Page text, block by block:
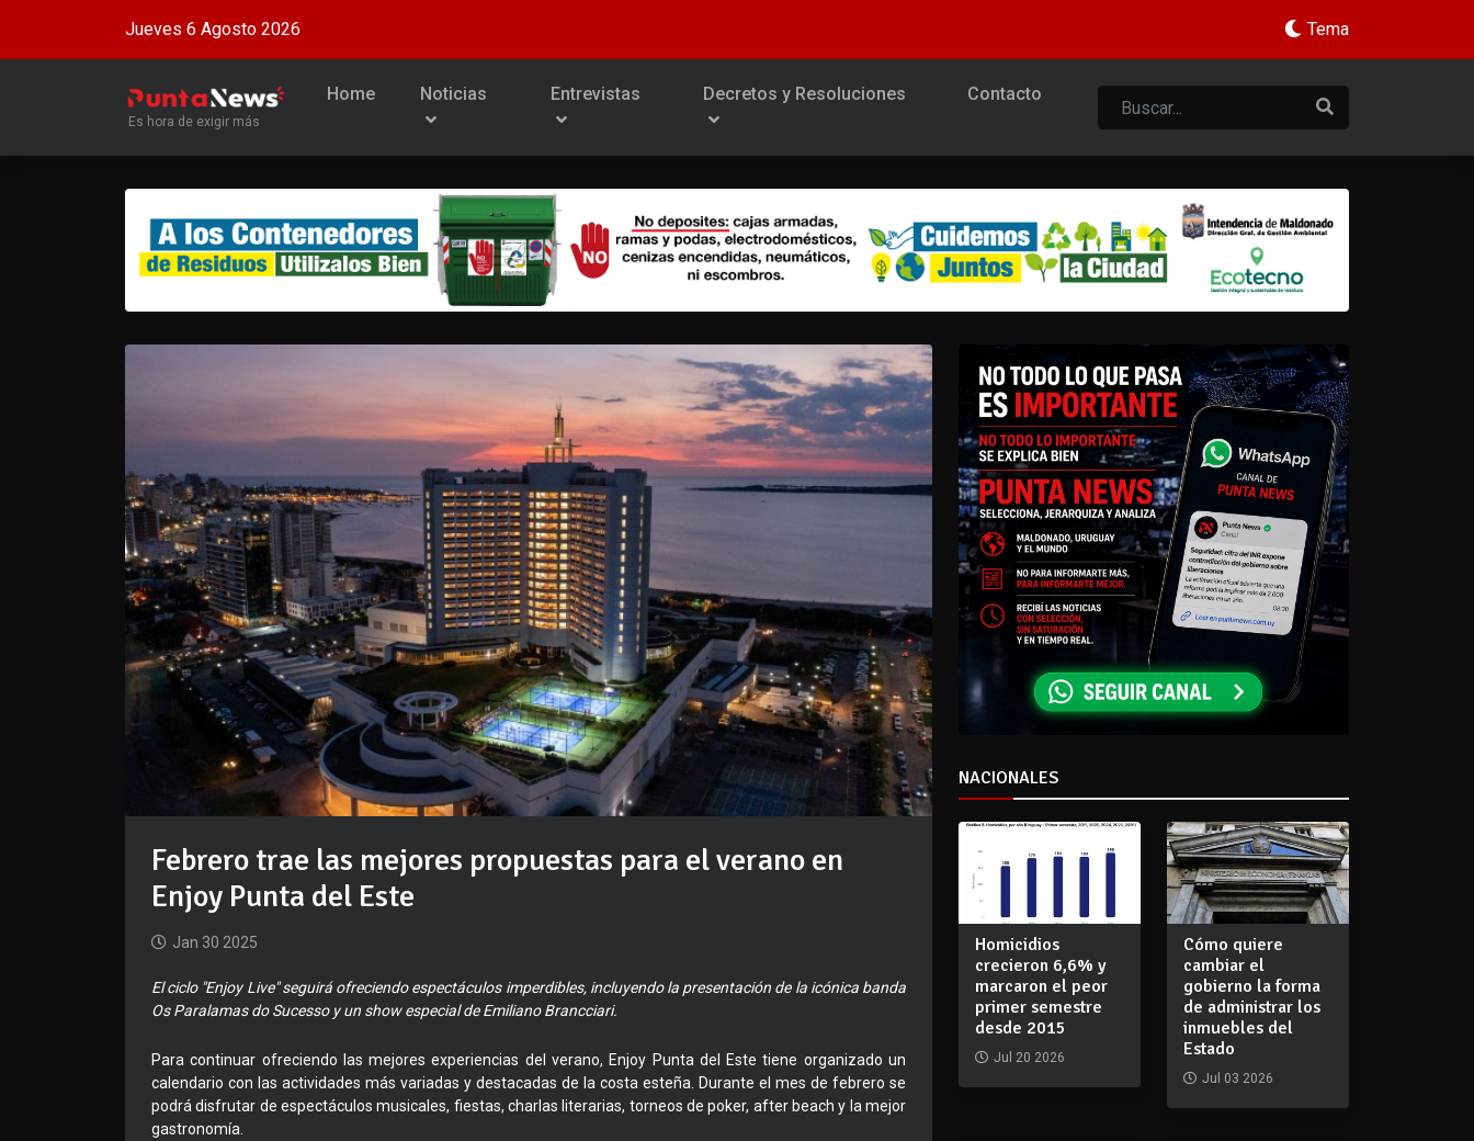
Jueves 6 Agosto 2026 Tema
Es hora de exigir más
Home Noticias Entrevistas Decretos y Resoluciones Contacto
Febrero trae las mejores propuestas para el verano en
Enjoy Punta del Este
Jan 30 2025
El ciclo "Enjoy Live" seguirá ofreciendo espectáculos imperdibles, incluyendo la presentación de la icónica banda
Os Paralamas do Sucesso y un show especial de Emiliano Brancciari.
Para continuar ofreciendo las mejores experiencias del verano, Enjoy Punta del Este tiene organizado un
calendario con las actividades más variadas y destacadas de la costa esteña. Durante el mes de febrero se
podrá disfrutar de espectáculos musicales, fiestas, charlas literarias, torneos de poker, after beach y la mejor
gastronomía.
NACIONALES
Homicidios
crecieron 6,6% y
marcaron el peor
primer semestre
desde 2015
Jul 20 2026
Cómo quiere
cambiar el
gobierno la forma
de administrar los
inmuebles del
Estado
Jul 03 2026